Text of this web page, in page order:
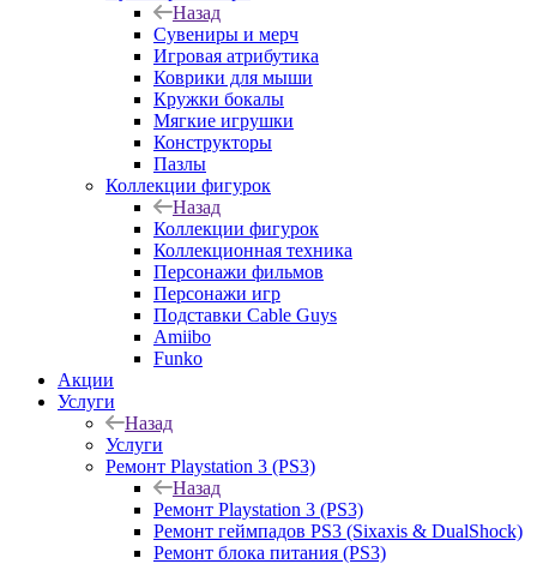
Назад
Сувениры и мерч
Игровая атрибутика
Коврики для мыши
Кружки бокалы
Мягкие игрушки
Конструкторы
Пазлы
Коллекции фигурок
Назад
Коллекции фигурок
Коллекционная техника
Персонажи фильмов
Персонажи игр
Подставки Cable Guys
Amiibo
Funko
Акции
Услуги
Назад
Услуги
Ремонт Playstation 3 (PS3)
Назад
Ремонт Playstation 3 (PS3)
Ремонт геймпадов PS3 (Sixaxis & DualShock)
Ремонт блока питания (PS3)